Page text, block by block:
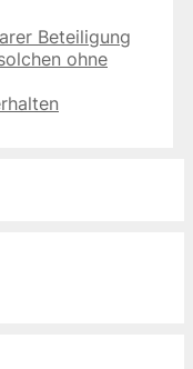
Beteiligung
ohne